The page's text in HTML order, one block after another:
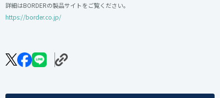
詳細はBORDERの製品サイトをご覧ください。
https://border.co.jp/